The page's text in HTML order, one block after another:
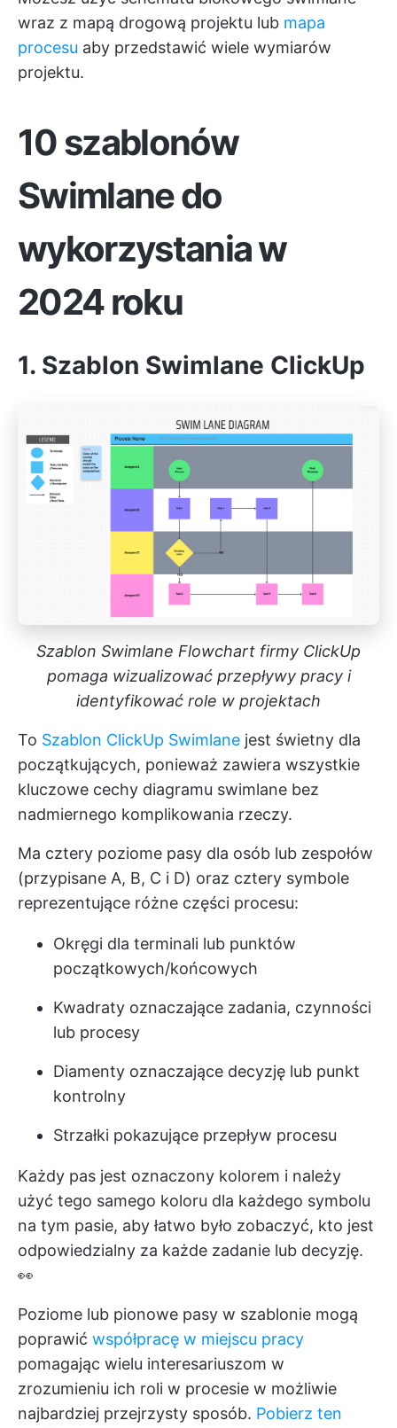
wraz z mapą drogową projektu lub mapa
procesu aby przedstawić wiele wymiarów
projektu.
10 szablonów
Swimlane do
wykorzystania w
2024 roku
1. Szablon Swimlane ClickUp
Szablon Swimlane Flowchart firmy ClickUp
pomaga wizualizować przepływy pracy i
identyfikować role w projektach
To Szablon ClickUp Swimlane jest świetny dla
początkujących, ponieważ zawiera wszystkie
kluczowe cechy diagramu swimlane bez
nadmiernego komplikowania rzeczy.
Ma cztery poziome pasy dla osób lub zespołów
(przypisane A, B, C i D) oraz cztery symbole
reprezentujące różne części procesu:
Okręgi dla terminali lub punktów
początkowych/końcowych
Kwadraty oznaczające zadania, czynności
lub procesy
Diamenty oznaczające decyzję lub punkt
kontrolny
Strzałki pokazujące przepływ procesu
Każdy pas jest oznaczony kolorem i należy
użyć tego samego koloru dla każdego symbolu
na tym pasie, aby łatwo było zobaczyć, kto jest
odpowiedzialny za każde zadanie lub decyzję.
👀
Poziome lub pionowe pasy w szablonie mogą
poprawić współpracę w miejscu pracy
pomagając wielu interesariuszom w
zrozumieniu ich roli w procesie w możliwie
najbardziej przejrzysty sposób. Pobierz ten